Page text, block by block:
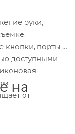
руки,
кнопки, порты и
доступными
от
на